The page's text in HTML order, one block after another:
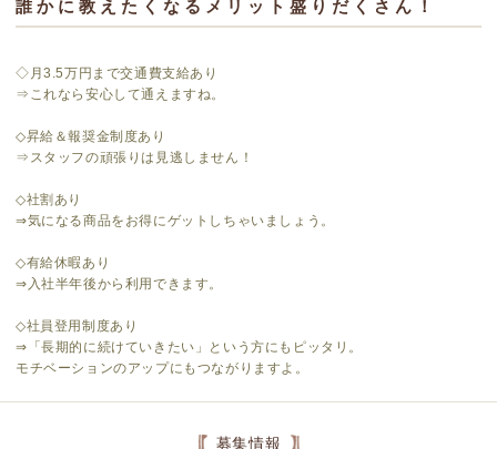
誰かに教えたくなるメリット盛りだくさん！
◇月3.5万円まで交通費支給あり
⇒これなら安心して通えますね。
◇昇給＆報奨金制度あり
⇒スタッフの頑張りは見逃しません！
◇社割あり
⇒気になる商品をお得にゲットしちゃいましょう。
◇有給休暇あり
⇒入社半年後から利用できます。
◇社員登用制度あり
⇒「長期的に続けていきたい」という方にもピッタリ。
モチベーションのアップにもつながりますよ。
募集情報